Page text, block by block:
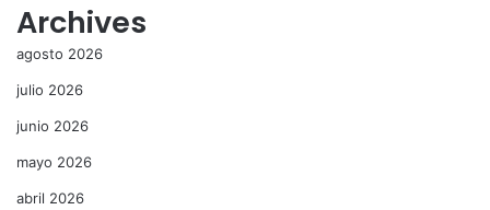
Archives
agosto 2026
julio 2026
junio 2026
mayo 2026
abril 2026